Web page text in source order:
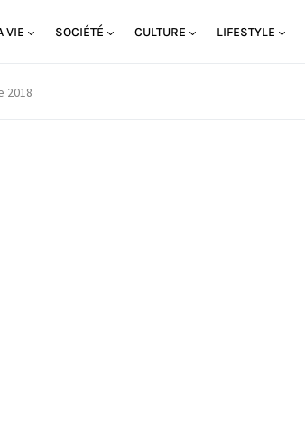
VIE SOCIÉTÉ CULTURE LIFESTYLE
2018